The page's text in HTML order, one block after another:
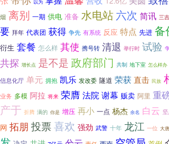
烟 离别 一期 供电 准备 水电站 六次 简讯 三吉
要 拜年 代表团 获得 争先 有系统 反应 特点 先进 备
衍生 套餐 怎么样 其使 携号转 清退 举行时 试验
共探 增长点 是不是 政府部门 共制 地下室 怎么样办
信息化厅 单元 拥抱 凯乐 发改委 隧道 荣获 直击 民族
业务 多模 阿拉 将来 荣膺法院 谢幕 贩卖 阿里 重
产于 折腾 满的 你是 增压 再小 一点 杨杰 余名 白云
网 拓朋 投票喜欢 强劲 武警 十年 龙江 一位 大唐